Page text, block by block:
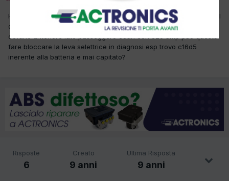
HO QUESTA MERCEDES SL 3.7 CON LA SPIA BATTERIA ACCESA sul
quadro strumento rossa e dovrebbe essere quella posta sul
cofano anteriore lato passeggero 35ah con 520 amp puo questa
fare bloccare la leva selettrice in diagnosi esp trovo c16d5
inerente alla batteria e mai capitato?
Risposte
6
Creato
9 anni
Ultima Risposta
9 anni